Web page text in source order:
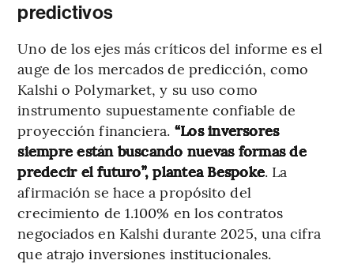
predictivos
Uno de los ejes más críticos del informe es el
auge de los mercados de predicción, como
Kalshi o Polymarket, y su uso como
instrumento supuestamente confiable de
proyección financiera. “Los inversores
siempre están buscando nuevas formas de
predecir el futuro”, plantea Bespoke. La
afirmación se hace a propósito del
crecimiento de 1.100% en los contratos
negociados en Kalshi durante 2025, una cifra
que atrajo inversiones institucionales.